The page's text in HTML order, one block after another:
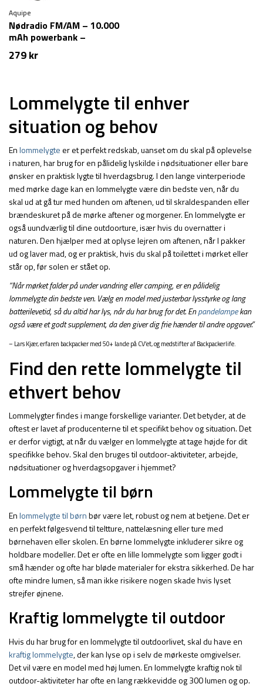
Aquipe
Nødradio FM/AM – 10.000
mAh powerbank –
Håndsving – Solcelle
279kr
Lommelygte til enhver
situation og behov
Enlommelygteer et perfekt redskab, uanset om du skal på oplevelse
i naturen, har brug for en pålidelig lyskilde i nødsituationer eller bare
ønsker en praktisk lygte til hverdagsbrug. I den lange vinterperiode
med mørke dage kan en lommelygte være din bedste ven, når du
skal ud at gå tur med hunden om aftenen, ud til skraldespanden eller
brændeskuret på de mørke aftener og morgener. En lommelygte er
også uundværlig til dine outdoorture, især hvis du overnatter i
naturen. Den hjælper med at oplyse lejren om aftenen, når I pakker
ud og laver mad, og er praktisk, hvis du skal på toilettet i mørket eller
står op, før solen er stået op.
“Når mørket falder på under vandring eller camping, er en pålidelig
lommelygte din bedste ven. Vælg en model med justerbar lysstyrke og lang
batterilevetid, så du altid har lys, når du har brug for det. Enpandelampekan
også være et godt supplement, da den giver dig frie hænder til andre opgaver.”
– Lars Kjær, erfaren backpacker med 50+ lande på CV’et, og medstifter af Backpackerlife.
Find den rette lommelygte til
ethvert behov
Lommelygter findes i mange forskellige varianter. Det betyder, at de
oftest er lavet af producenterne til et specifikt behov og situation. Det
er derfor vigtigt, at når du vælger en lommelygte at tage højde for dit
specifikke behov. Skal den bruges til outdoor-aktiviteter, arbejde,
nødsituationer og hverdagsopgaver i hjemmet?
Lommelygte til børn
Enlommelygte til børnbør være let, robust og nem at betjene. Det er
en perfekt følgesvend til teltture, nattelæsning eller ture med
børnehaven eller skolen. En børne lommelygte inkluderer sikre og
holdbare modeller. Det er ofte en lille lommelygte som ligger godt i
små hænder og ofte har bløde materialer for ekstra sikkerhed. De har
ofte mindre lumen, så man ikke risikere nogen skade hvis lyset
strejfer øjnene.
Kraftig lommelygte til outdoor
Hvis du har brug for en lommelygte til outdoorlivet, skal du have en
kraftig lommelygte, der kan lyse op i selv de mørkeste omgivelser.
Det vil være en model med høj lumen. En lommelygte kraftig nok til
outdoor-aktiviteter har ofte en lang rækkevidde og 300 lumen og op.